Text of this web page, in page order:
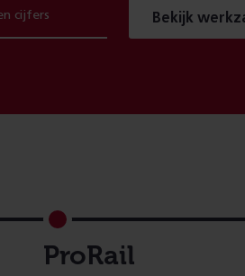
Bekijk
ProRail